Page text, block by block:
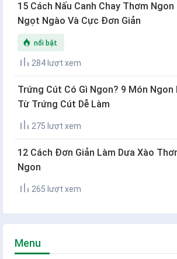
15 Cách Nấu Canh Chay Thơm Ngon
Ngọt Ngào Và Cực Đơn Giản
nổi bật
284 lượt xem
Trứng Cút Có Gì Ngon? 9 Món Ngon
Từ Trứng Cút Dễ Làm
275 lượt xem
12 Cách Đơn Giản Làm Dưa Xào
Ngon
265 lượt xem
Menu